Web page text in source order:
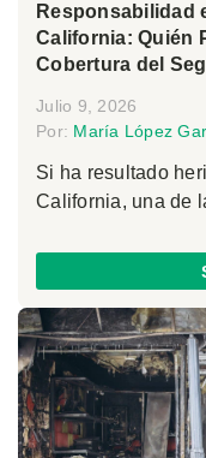
Responsabilidad
California: Quién
Cobertura del
Julio 9, 2026
Por: María López
Si ha resultado
California, una de